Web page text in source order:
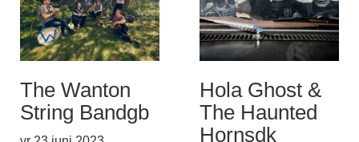
The Wanton
String Bandgb
Hola Ghost &
The Haunted
Hornsdk